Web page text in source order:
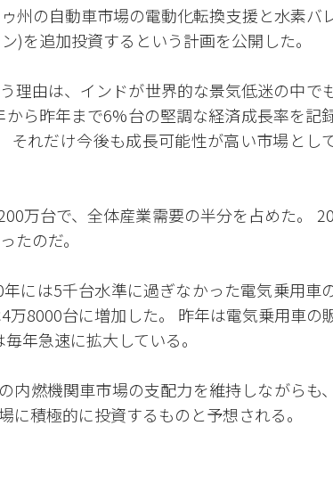
州の自動車市場の電動化転換支援と水素バ
)を追加投資するという計画を公開した。
理由は、インドが世界的な景気低迷の中で
ら昨年まで6%台の堅調な経済成長率を記
それだけ今後も成長可能性が高い市場とし
万台で、全体産業需要の半分を占めた。
たのだ。
には5千台水準に過ぎなかった電気乗用車
万8000台に増加した。 昨年は電気乗用車の
年急速に拡大している。
内燃機関車市場の支配力を維持しながらも
積極的に投資するものと予想される。